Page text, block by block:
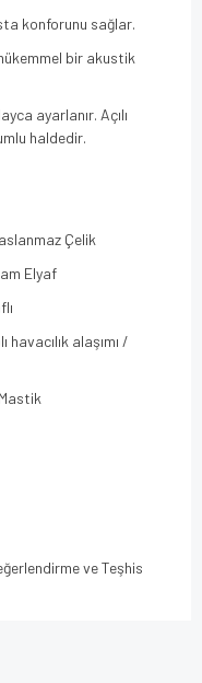
konforunu sağlar.
bir akustik
ayarlanır. Açılı
haldedir.
Çelik
Elyaf
alaşımı /
ve Teşhis